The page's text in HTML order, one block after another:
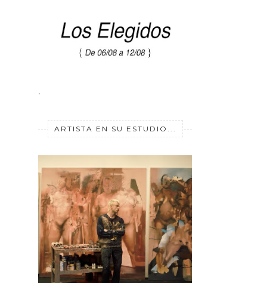
.
ARTISTA EN SU ESTUDIO...